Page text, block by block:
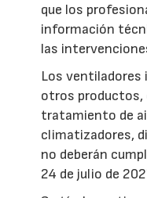
que los
información
las
Los ventiladores
otros productos,
tratamiento de
climatizadores,
no deberán
24 de julio de